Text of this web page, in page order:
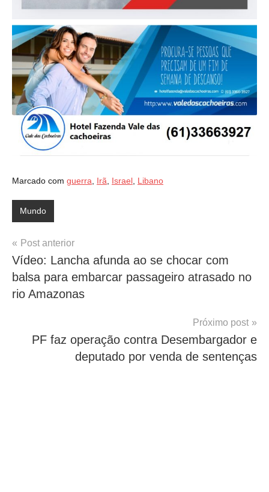
Marcado com guerra Irã Israel Libano
Mundo
Navegação
de
Post
Post anterior
Vídeo: Lancha afunda ao se chocar com
balsa para embarcar passageiro atrasado no
rio Amazonas
Próximo post
PF faz operação contra Desembargador e
deputado por venda de sentenças